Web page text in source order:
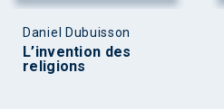
Daniel Dubuisson
L’invention des
religions